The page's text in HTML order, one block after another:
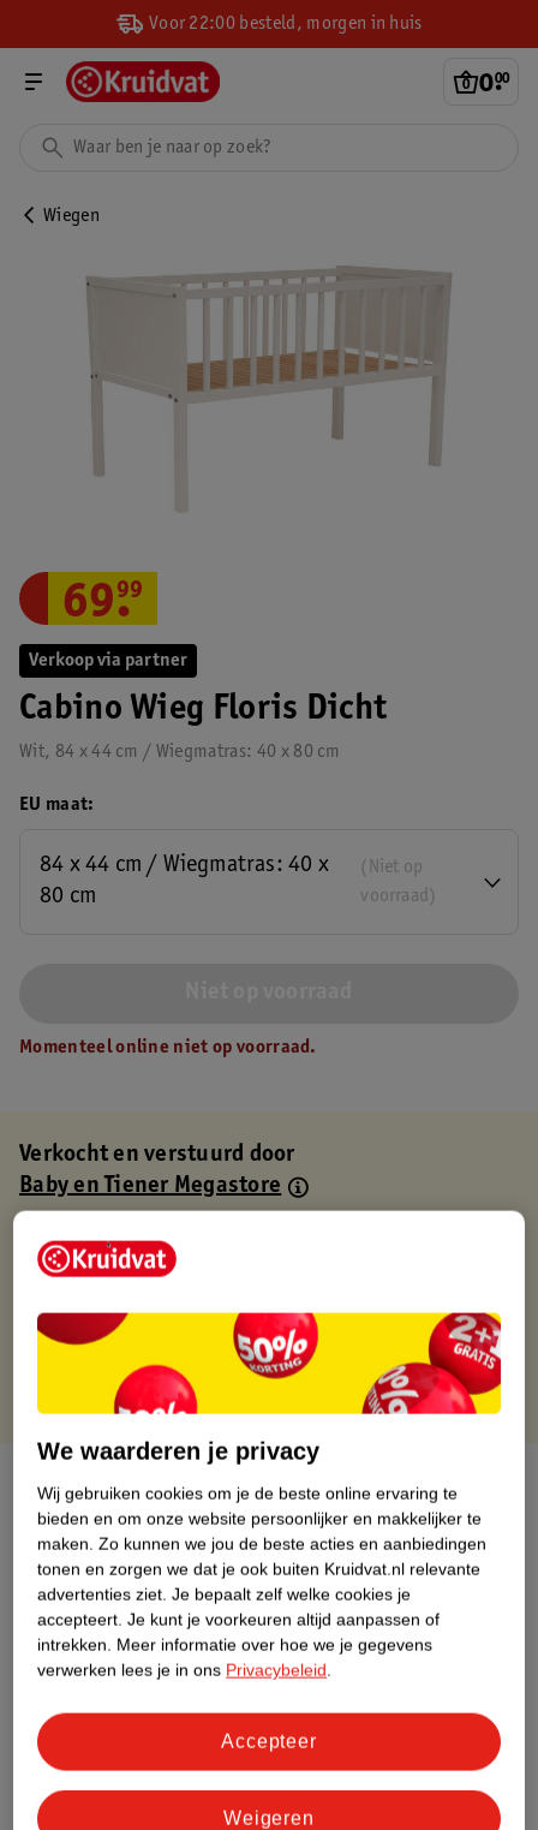
Voor 22:00 besteld, morgen in huis
0.
00
Wiegen
Verkoop via partner
Cabino Wieg Floris Dicht
Wit, 84 x 44 cm / Wiegmatras: 40 x 80 cm
69.
99
EU maat
(Niet op
voorraad)
84 x 44 cm / Wiegmatras: 40 x
80 cm
Momenteel online niet op voorraad.
Verkocht en verstuurd door
Baby en Tiener Megastore
Binnen 1 werkdag verstuurd
Gratis thuisbezorgd
Gratis punten met je Kruidvat kaart
Over dit product
Productinformatie
Nature Impact Score
Dit product heeft (nog) geen Nature
Impact Score.
Bestel & Bezorginformatie
We waarderen je privacy
Wij gebruiken cookies om je de beste online ervaring te
bieden en om onze website persoonlijker en makkelijker te
maken. Zo kunnen we jou de beste acties en aanbiedingen
tonen en zorgen we dat je ook buiten Kruidvat.nl relevante
advertenties ziet. Je bepaalt zelf welke cookies je
accepteert. Je kunt je voorkeuren altijd aanpassen of
intrekken. Meer informatie over hoe we je gegevens
verwerken lees je in ons Privacybeleid.
Weigeren
Accepteer